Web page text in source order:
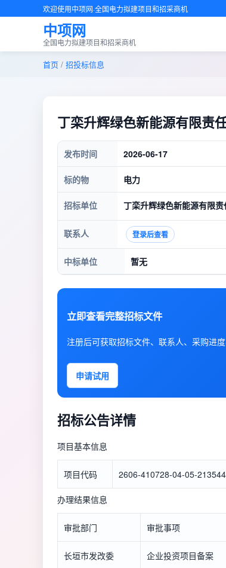
欢迎使用中项网·全国电力拟建项目和招采商机
中项网
全国电力拟建项目和招采商机
首页 / 招投标信息
丁栾升辉绿色新能源有限责
发布时间 2026-06-17
标的物 电力
招标单位 丁栾升辉绿色新能源有限责
联系人 登录后查看
中标单位 暂无
立即查看完整招标文件
注册后可获取招标文件、联系人、采购进度
申请试用
招标公告详情
项目基本信息
项目代码 2606-410728-04-05-213544
办理结果信息
审批部门 审批事项
长垣市发改委 企业投资项目备案